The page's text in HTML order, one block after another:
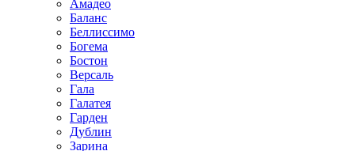
Амадео
Баланс
Беллиссимо
Богема
Бостон
Версаль
Гала
Галатея
Гарден
Дублин
Зарина